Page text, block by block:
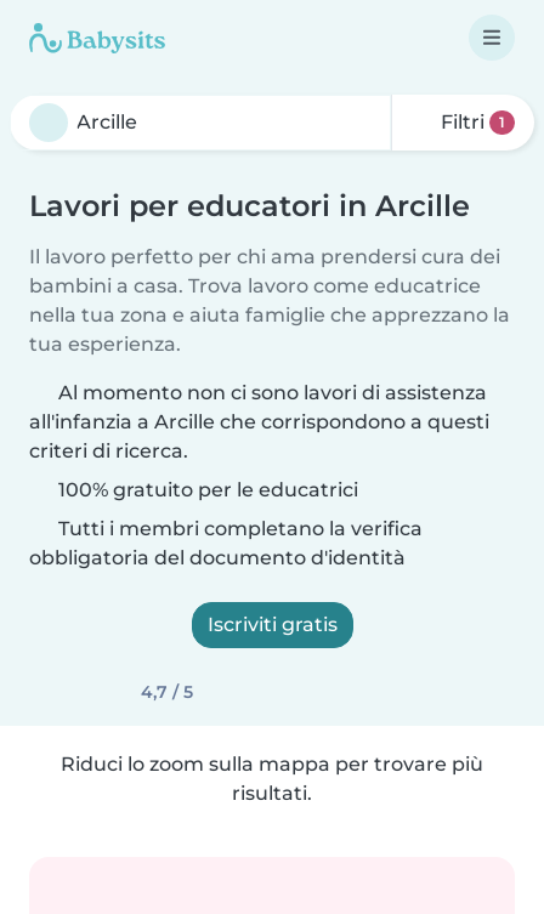
Filtri 1
Lavori per educatori in Arcille
Il lavoro perfetto per chi ama prendersi cura dei
bambini a casa. Trova lavoro come educatrice
nella tua zona e aiuta famiglie che apprezzano la
tua esperienza.
Al momento non ci sono lavori di assistenza
all'infanzia a Arcille che corrispondono a questi
criteri di ricerca.
100% gratuito per le educatrici
Tutti i membri completano la verifica
obbligatoria del documento d'identità
Iscriviti gratis
4,7 / 5
Riduci lo zoom sulla mappa per trovare più
risultati.